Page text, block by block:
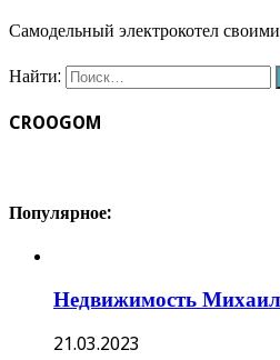
Самодельный электрокотел
Найти:
CROOGOM
Популярное:
Недвижимость
21.03.2023